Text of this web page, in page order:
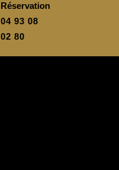
Réservation
04 93 08
02 80